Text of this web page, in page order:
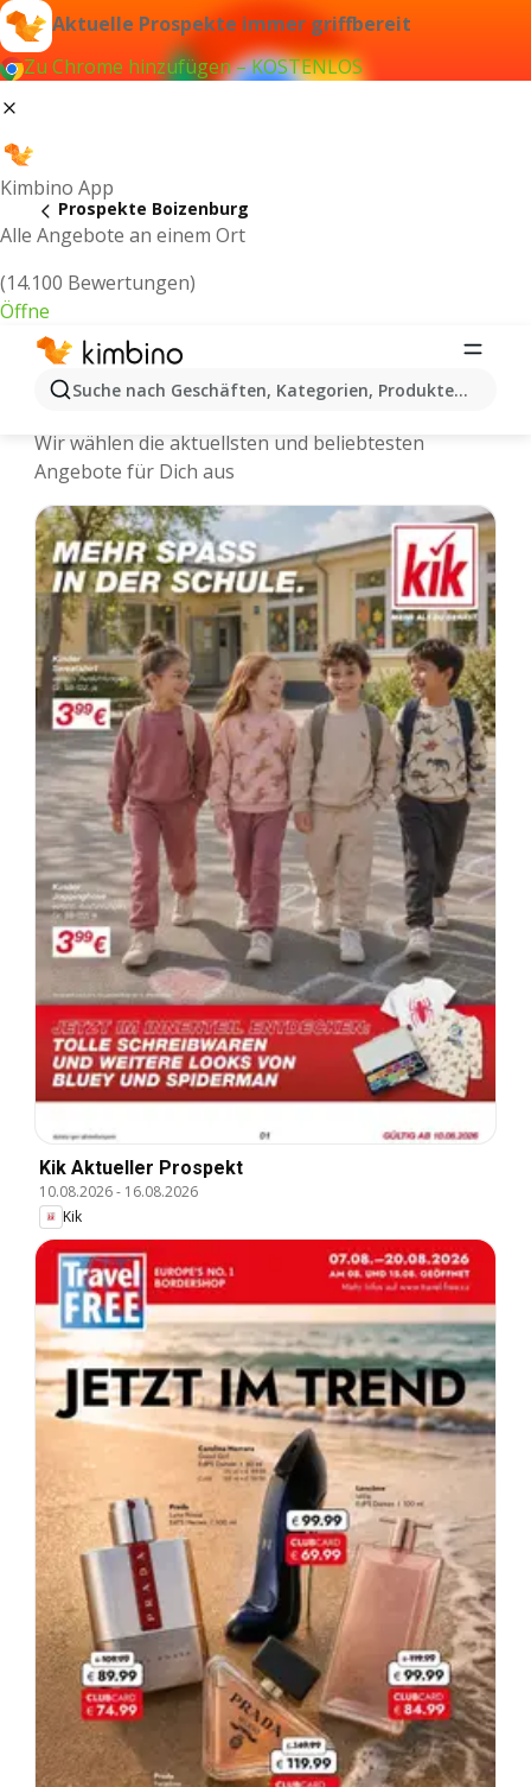
Aktuelle Prospekte immer griffbereit
Zu Chrome hinzufügen – KOSTENLOS
Kimbino App
Alle Angebote an einem Ort
(14.100 Bewertungen)
Öffne
Suche nach Geschäften, Kategorien, Produkten...
Prospekte Boizenburg
Boizenburg - Neuste Prospekte und
Wir wählen die aktuellsten und beliebtesten
Angebote für Dich aus
Kik Aktueller Prospekt
10.08.2026- 16.08.2026
Kik